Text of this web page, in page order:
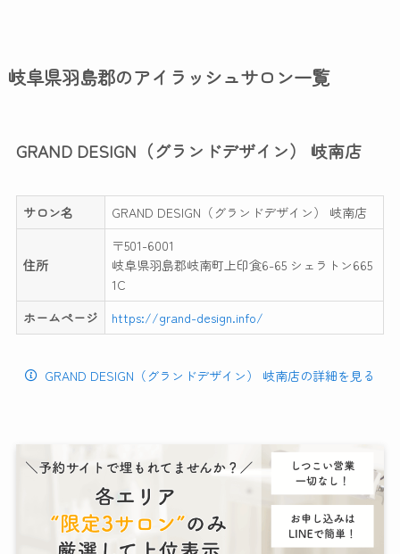
岐阜県羽島郡のアイラッシュサロン一覧
GRAND DESIGN（グランドデザイン） 岐南店
サロン名 GRAND DESIGN（グランドデザイン） 岐南店
住所
〒501-6001
岐阜県羽島郡岐南町上印食6-65 シェラトン665
1C
ホームページ
https://grand-design.info/
GRAND DESIGN（グランドデザイン） 岐南店の詳細を見る